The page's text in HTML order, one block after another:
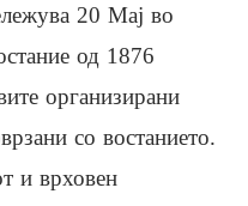
20 Мај во
од 1876
организирани
со востанието.
и врховен